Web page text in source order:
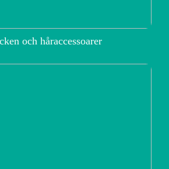
och håraccessoarer